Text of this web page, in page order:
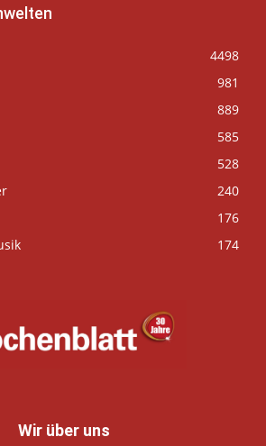
4498
981
889
585
528
240
176
174
Wir über uns